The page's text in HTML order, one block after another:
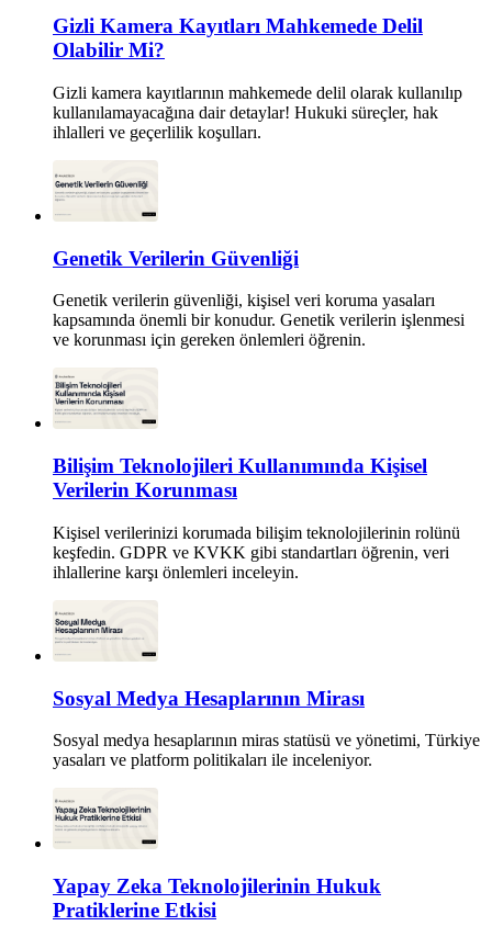
Gizli Kamera Kayıtları Mahkemede Delil
Olabilir Mi?
Gizli kamera kayıtlarının mahkemede delil olarak kullanılıp
kullanılamayacağına dair detaylar! Hukuki süreçler, hak
ihlalleri ve geçerlilik koşulları.
Genetik Verilerin Güvenliği
Genetik verilerin güvenliği, kişisel veri koruma yasaları
kapsamında önemli bir konudur. Genetik verilerin işlenmesi
ve korunması için gereken önlemleri öğrenin.
Bilişim Teknolojileri Kullanımında Kişisel
Verilerin Korunması
Kişisel verilerinizi korumada bilişim teknolojilerinin rolünü
keşfedin. GDPR ve KVKK gibi standartları öğrenin, veri
ihlallerine karşı önlemleri inceleyin.
Sosyal Medya Hesaplarının Mirası
Sosyal medya hesaplarının miras statüsü ve yönetimi, Türkiye
yasaları ve platform politikaları ile inceleniyor.
Yapay Zeka Teknolojilerinin Hukuk
Pratiklerine Etkisi